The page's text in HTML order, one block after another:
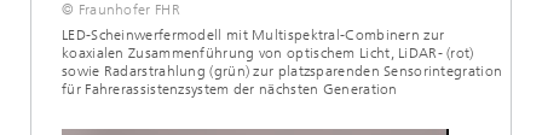
© Fraunhofer FHR
LED-Scheinwerfermodell mit Multispektral-Combinern zur
koaxialen Zusammenführung von optischem Licht, LiDAR- (rot)
sowie Radarstrahlung (grün) zur platzsparenden Sensorintegration
für Fahrerassistenzsystem der nächsten Generation